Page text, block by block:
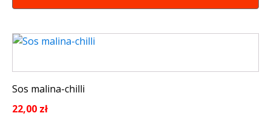
Sos malina-chilli
22,00 zł